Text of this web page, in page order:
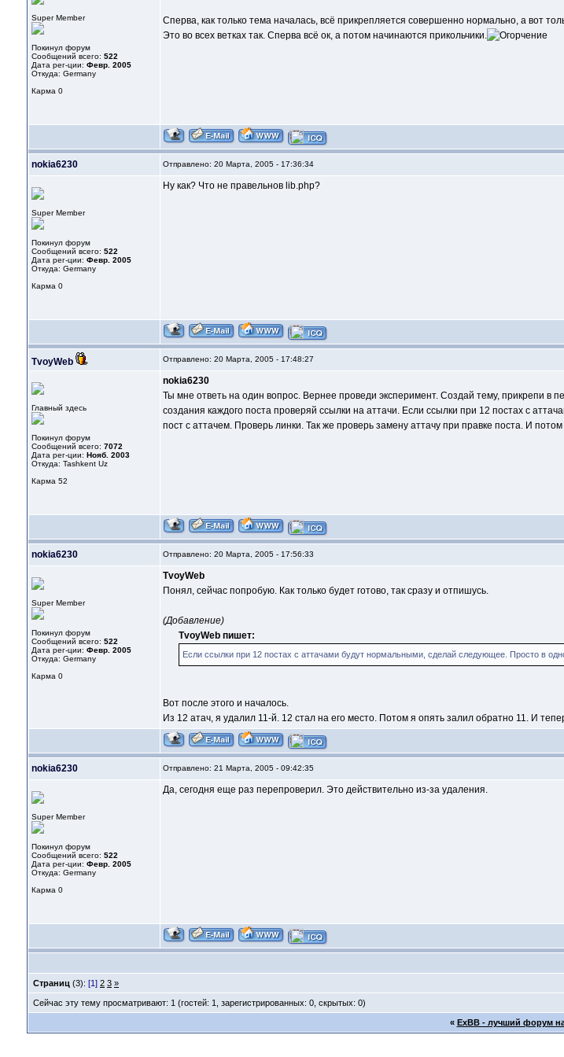
Super Member
Покинул форум
Сообщений всего: 522
Дата рег-ции: Февр. 2005
Откуда: Germany
Карма 0
Сперва, как только тема началась, всё прикрепляется совершенно нормально, а вот
Это во всех ветках так. Сперва всё ок, а потом начинаются прикольчики.
nokia6230 Отправлено: 20 Марта, 2005 - 17:36:34
Super Member
Покинул форум
Сообщений всего: 522
Дата рег-ции: Февр. 2005
Откуда: Germany
Карма 0
Ну как? Что не правельнов lib.php?
TvoyWeb Отправлено: 20 Марта, 2005 - 17:48:27
Главный здесь
Покинул форум
Сообщений всего: 7072
Дата рег-ции: Нояб. 2003
Откуда: Tashkent Uz
Карма 52
nokia6230
Ты мне ответь на один вопрос. Вернее проведи эксперимент. Создай тему, прикрепи
создания каждого поста проверяй ссылки на аттачи. Если ссылки при 12 постах с
пост с аттачем. Проверь линки. Так же проверь замену аттачу при правке поста. И
nokia6230 Отправлено: 20 Марта, 2005 - 17:56:33
Super Member
Покинул форум
Сообщений всего: 522
Дата рег-ции: Февр. 2005
Откуда: Germany
Карма 0
TvoyWeb
Понял, сейчас попробую. Как только будет готово, так сразу и отпишусь.
(Добавление)
TvoyWeb пишет:
Если ссылки при 12 постах с аттачами будут нормальными, сделай следующее. Просто в
Вот после этого и началось.
Из 12 атач, я удалил 11-й. 12 стал на его место. Потом я опять залил обратно 11. И
nokia6230 Отправлено: 21 Марта, 2005 - 09:42:35
Super Member
Покинул форум
Сообщений всего: 522
Дата рег-ции: Февр. 2005
Откуда: Germany
Карма 0
Да, сегодня еще раз перепроверил. Это действительно из-за удаления.
Страниц (3): [1] 2 3 »
Сейчас эту тему просматривают: 1 (гостей: 1, зарегистрированных: 0, скрытых: 0)
« ExBB - лучший форум